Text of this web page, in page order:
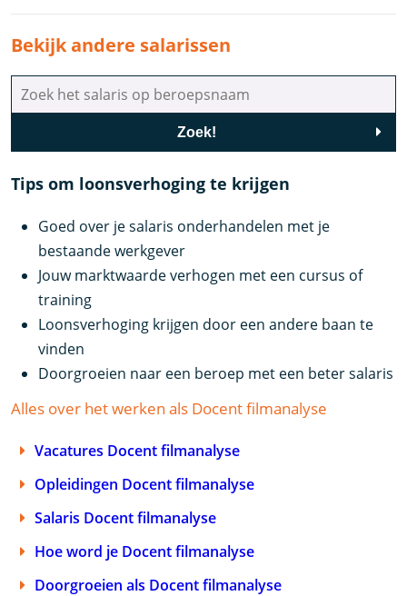
Bekijk andere salarissen
Zoek!
Tips om loonsverhoging te krijgen
Goed over je salaris onderhandelen met je
bestaande werkgever
Jouw marktwaarde verhogen met een cursus of
training
Loonsverhoging krijgen door een andere baan te
vinden
Doorgroeien naar een beroep met een beter salaris
Alles over het werken als Docent filmanalyse
Vacatures Docent filmanalyse
Opleidingen Docent filmanalyse
Salaris Docent filmanalyse
Hoe word je Docent filmanalyse
Doorgroeien als Docent filmanalyse